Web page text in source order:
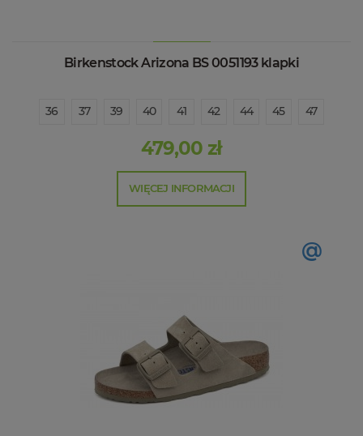
Birkenstock Arizona BS 0051193 klapki
36 37 39 40 41 42 44 45 47
479,00 zł
WIĘCEJ INFORMACJI
@